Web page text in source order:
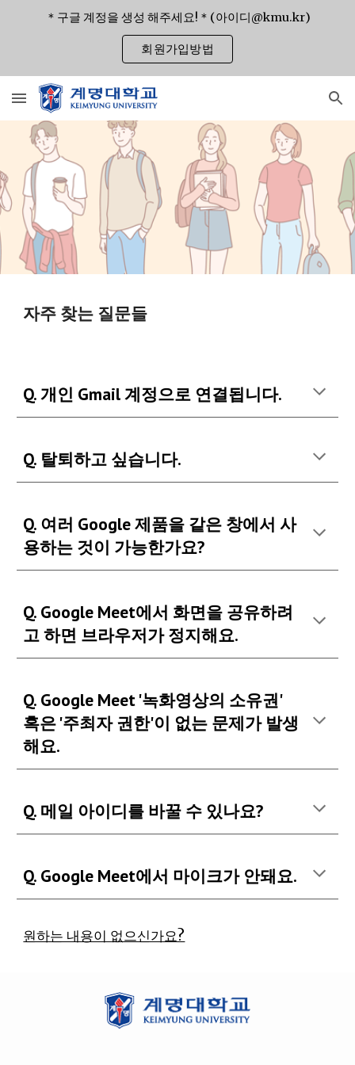
＊구글 계정을 생성 해주세요!＊(아이디@kmu.kr)
회원가입방법
자주 찾는 질문들
Q. 개인 Gmail 계정으로 연결됩니다.
Q. 탈퇴하고 싶습니다.
Q. 여러 Google 제품을 같은 창에서 사
용하는 것이 가능한가요?
Q. Google Meet에서 화면을 공유하려
고 하면 브라우저가 정지해요.
Q. Google Meet '녹화영상의 소유권'
혹은 '주최자 권한'이 없는 문제가 발생
해요.
Q. 메일 아이디를 바꿀 수 있나요?
Q. Google Meet에서 마이크가 안돼요.
원하는 내용이 없으신가요?